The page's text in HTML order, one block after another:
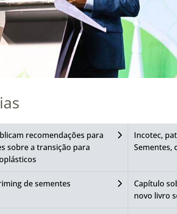
recomendações para
sobre a transição para
Incotec,
Sementes,
de sementes
Capítulo
novo livro